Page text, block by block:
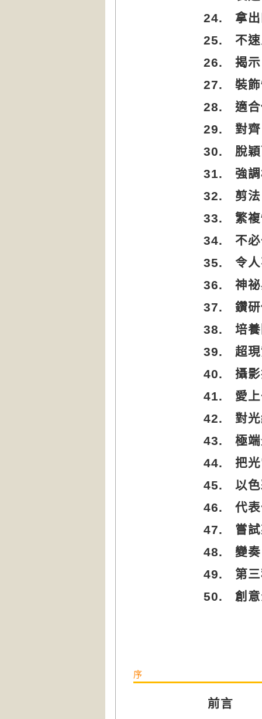
24. 拿
25. 不
26. 揭示
27. 裝
28. 適
29. 對齊
30. 脫
31. 強
32. 剪法
33. 繁
34. 不
35. 令
36. 神
37. 鑽
38. 培
39. 超
40. 攝
41. 愛
42. 對
43. 極
44. 把
45. 以
46. 代
47. 嘗
48. 變奏
49. 第
50. 創
序
前言